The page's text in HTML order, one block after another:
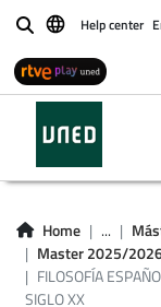
BuscarHelp center
Home ...
Master 2025/
FILOSOFÍA
SIGLO XX
SIGLO